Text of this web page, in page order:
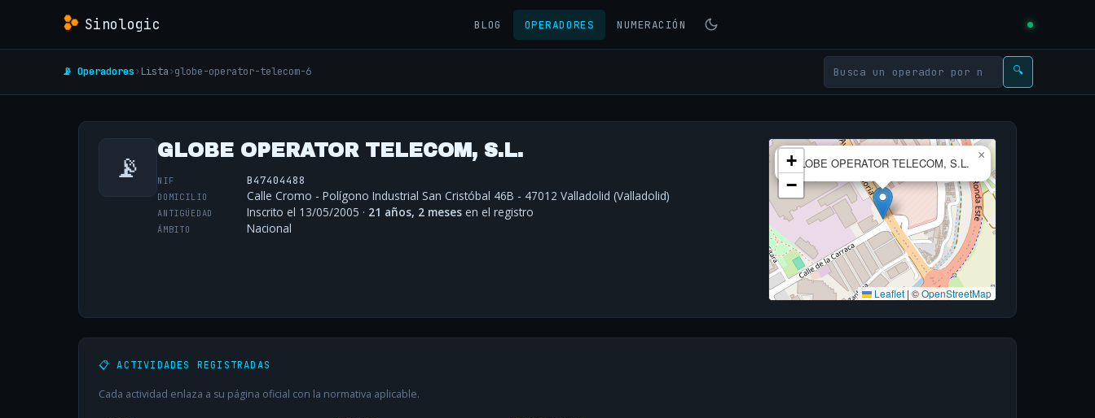
Sinologic BLOG OPERADORES NUMERACIÓN
📡 Operadores› Lista›globe-operator-telecom-6 🔍
📡 GLOBE OPERATOR TELECOM, S.L.
NIF B47404488
DOMICILIO Calle Cromo - Polígono Industrial San Cristóbal 46B - 47012 Valladolid (Valladolid)
ANTIGÜEDAD Inscrito el 13/05/2005 · 21 años, 2 meses en el registro
ÁMBITO Nacional
GLOBE OPERATOR TELECOM, S.L.
×
+
−
Leaflet | ©OpenStreetMap
📋 ACTIVIDADES REGISTRADAS
Cada actividad enlaza a su página oficial con la normativa aplicable.